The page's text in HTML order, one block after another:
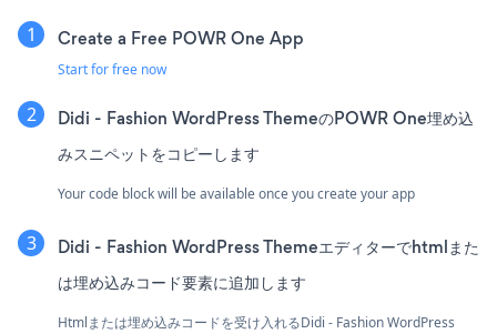
Create a Free POWR One App
Start for free now
Didi - Fashion WordPress ThemeのPOWR One埋め込
みスニペットをコピーします
Your code block will be available once you create your app
Didi - Fashion WordPress Themeエディターでhtmlまた
は埋め込みコード要素に追加します
Htmlまたは埋め込みコードを受け入れるDidi - Fashion WordPress